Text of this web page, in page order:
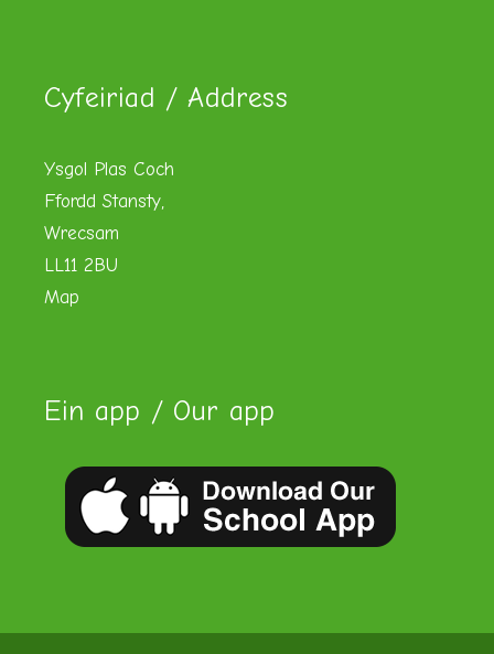
Cyfeiriad / Address
Ysgol Plas Coch
Ffordd Stansty,
Wrecsam
LL11 2BU
Map
Ein app / Our app